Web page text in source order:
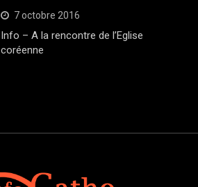
7 octobre 2016
Info – A la rencontre de l’Eglise
coréenne